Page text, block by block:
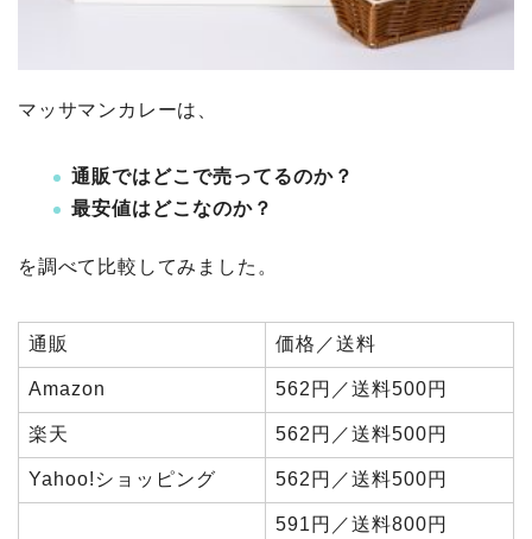
マッサマンカレーは、
通販ではどこで売ってるのか？
最安値はどこなのか？
を調べて比較してみました。
通販 価格／送料
Amazon 562円／送料500円
楽天 562円／送料500円
Yahoo!ショッピング 562円／送料500円
591円／送料800円